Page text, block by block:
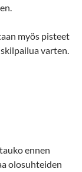
myös pisteet
varten.
ennen
olosuhteiden